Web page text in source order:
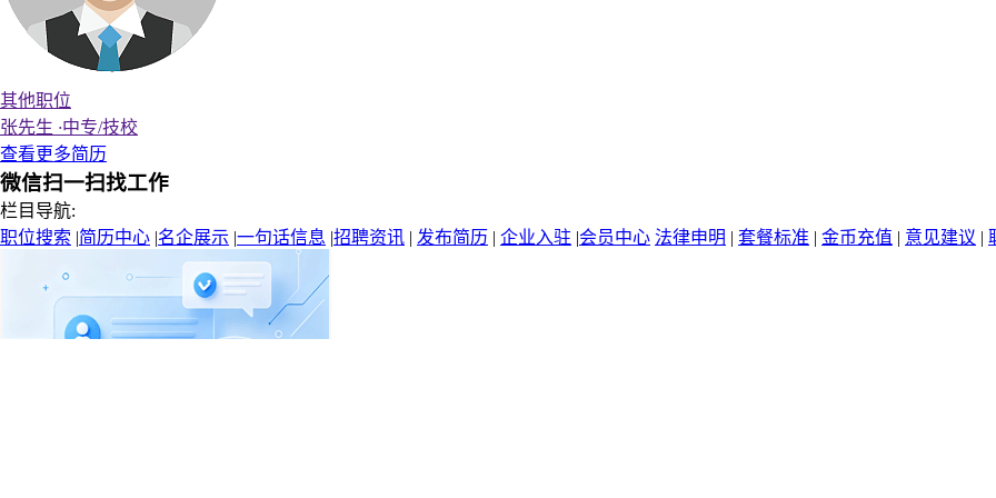
其他职位
张先生 ·中专/技校
查看更多简历
微信扫一扫找工作
栏目导航:
职位搜索 |简历中心 |名企展示 |一句话信息 |招聘资讯 | 发布简历 | 企业入驻 |会员中心 法律申明 | 套餐标准 | 金币充值 | 意见建议 |